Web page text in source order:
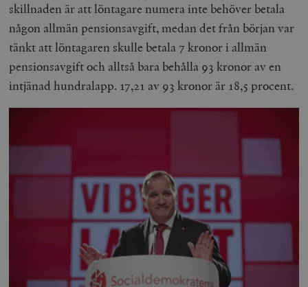
skillnaden är att löntagare numera inte behöver betala
någon allmän pensionsavgift, medan det från början var
tänkt att löntagaren skulle betala 7 kronor i allmän
pensionsavgift och alltså bara behålla 93 kronor av en
intjänad hundralapp. 17,21 av 93 kronor är 18,5 procent.